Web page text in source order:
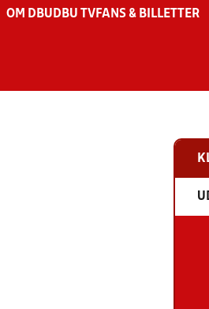
OM DBU DBU TV FANS & BILLETTER